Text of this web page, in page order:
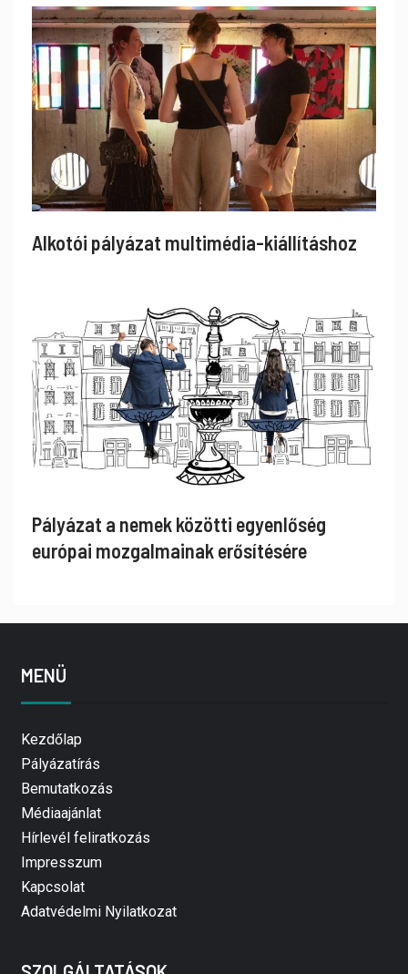
Alkotói pályázat multimédia-kiállításhoz
Pályázat a nemek közötti egyenlőség
európai mozgalmainak erősítésére
MENÜ
Kezdőlap
Pályázatírás
Bemutatkozás
Médiaajánlat
Hírlevél feliratkozás
Impresszum
Kapcsolat
Adatvédelmi Nyilatkozat